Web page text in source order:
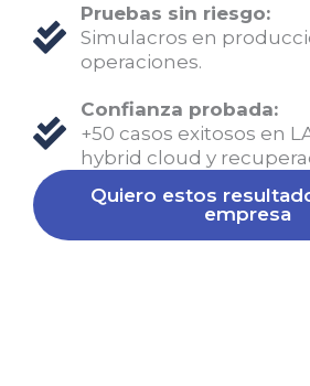
Pruebas sin riesgo:
Simulacros en
operaciones.
Confianza probada:
+50 casos exitosos en
hybrid cloud y
Quiero estos
empresa